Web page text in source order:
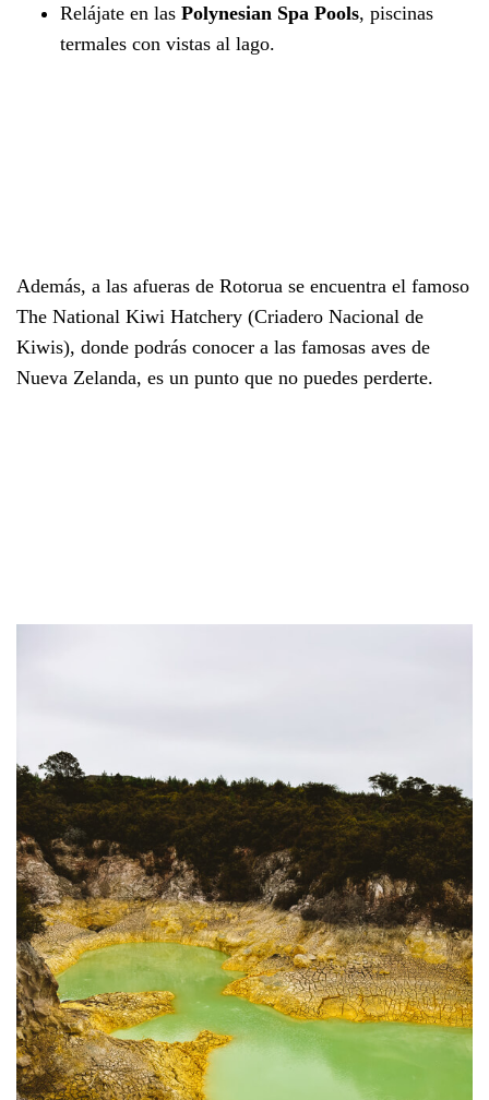
Relájate en las Polynesian Spa Pools, piscinas
termales con vistas al lago.
Además, a las afueras de Rotorua se encuentra el famoso
The National Kiwi Hatchery (Criadero Nacional de
Kiwis), donde podrás conocer a las famosas aves de
Nueva Zelanda, es un punto que no puedes perderte.